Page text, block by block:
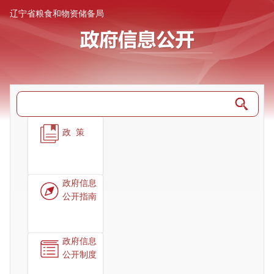
辽宁省粮食和物资储备局
政策
政府信息
公开指南
政府信息
公开制度